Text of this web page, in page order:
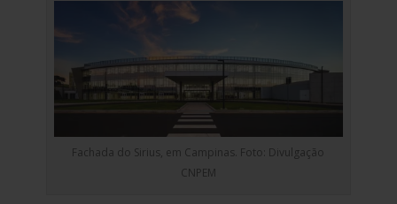
Fachada do Sirius, em Campinas. Foto: Divulgação
CNPEM